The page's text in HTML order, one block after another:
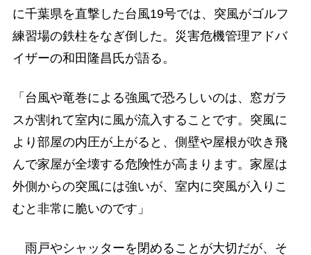
に千葉県を直撃した台風19号では、突風がゴルフ
練習場の鉄柱をなぎ倒した。災害危機管理アドバ
イザーの和田隆昌氏が語る。
「台風や竜巻による強風で恐ろしいのは、窓ガラ
スが割れて室内に風が流入することです。突風に
より部屋の内圧が上がると、側壁や屋根が吹き飛
んで家屋が全壊する危険性が高まります。家屋は
外側からの突風には強いが、室内に突風が入りこ
むと非常に脆いのです」
雨戸やシャッターを閉めることが大切だが、そ